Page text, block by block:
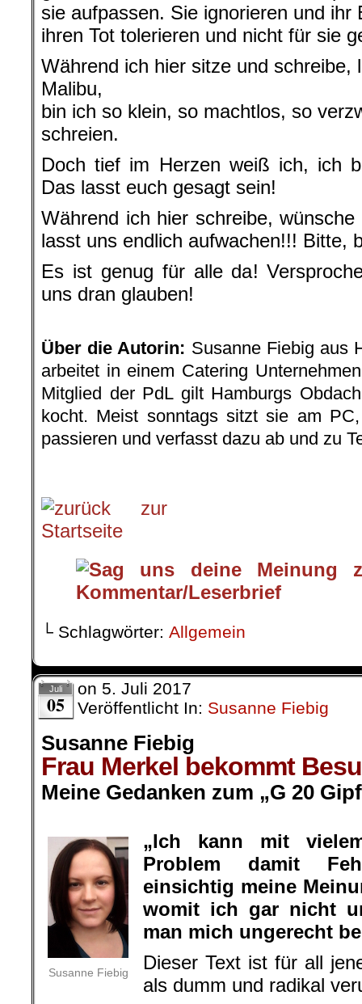
sie aufpassen. Sie ignorieren und ihr
ihren Tot tolerieren und nicht für sie
Während ich hier sitze und schreibe,
Malibu,
bin ich so klein, so machtlos, so
schreien.
Doch tief im Herzen weiß ich, ich
Das lasst euch gesagt sein!
Während ich hier schreibe,
lasst uns endlich aufwachen!!! Bitte,
Es ist genug für alle da!
uns dran glauben!
Über die Autorin: Susanne Fiebig aus
arbeitet in einem Catering
Mitglied der PdL gilt Hamburgs
kocht. Meist sonntags sitzt sie am
passieren und verfasst dazu ab und zu
└ Schlagwörter: Allgemein
Juli
05
on 5. Juli 2017
Veröffentlicht In: Susanne Fiebig
Susanne Fiebig
Frau Merkel bekommt
Meine Gedanken zum „G 20
Susanne Fiebig
„Ich kann mit
Problem damit
einsichtig meine
womit ich gar nicht
man mich ungerecht
Dieser Text ist für all
als dumm und radikal